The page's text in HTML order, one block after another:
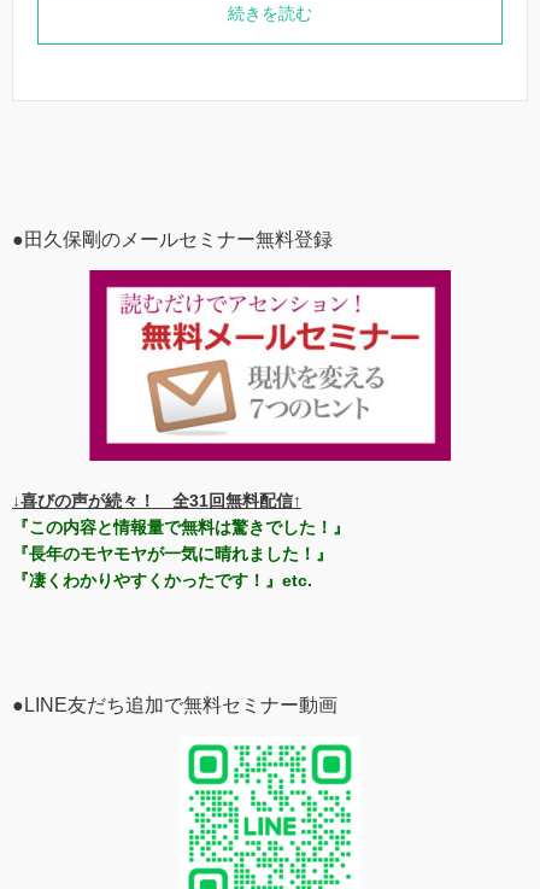
続きを読む
●田久保剛のメールセミナー無料登録
↓喜びの声が続々！ 全31回無料配信↑
『この内容と情報量で無料は驚きでした！』
『長年のモヤモヤが一気に晴れました！』
『凄くわかりやすくかったです！』etc.
●LINE友だち追加で無料セミナー動画